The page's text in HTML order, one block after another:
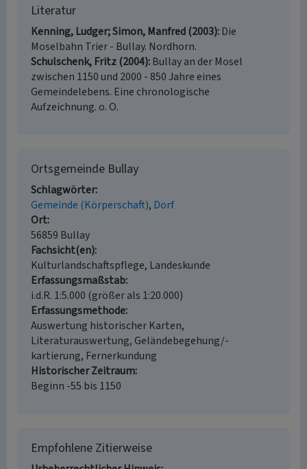
Literatur
Kenning, Ludger; Simon, Manfred (2003) Die
Moselbahn Trier - Bullay. Nordhorn.
Schulschenk, Fritz (2004) Bullay an der Mosel
zwischen 1150 und 2000 - 850 Jahre eines
Gemeindelebens. Eine chronologische
Aufzeichnung. o. O.
Ortsgemeinde Bullay
Schlagwörter
Gemeinde (Körperschaft) Dorf
Ort
56859 Bullay
Fachsicht(en)
Kulturlandschaftspflege, Landeskunde
Erfassungsmaßstab
i.d.R. 1:5.000 (größer als 1:20.000)
Erfassungsmethode
Auswertung historischer Karten,
Literaturauswertung, Geländebegehung/-
kartierung, Fernerkundung
Historischer Zeitraum
Beginn -55 bis 1150
Empfohlene Zitierweise